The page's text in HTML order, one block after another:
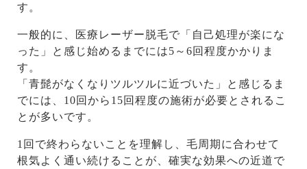
す。
一般的に、医療レーザー脱毛で「自己処理が楽にな
った」と感じ始めるまでには5～6回程度かかりま
す。
「青髭がなくなりツルツルに近づいた」と感じるま
でには、10回から15回程度の施術が必要とされるこ
とが多いです。
1回で終わらないことを理解し、毛周期に合わせて
根気よく通い続けることが、確実な効果への近道で